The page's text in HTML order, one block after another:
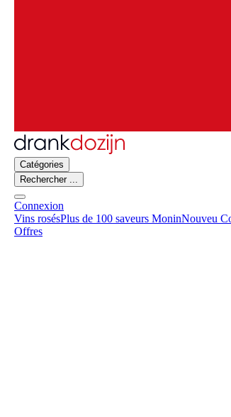
Catégories
Rechercher ...
Connexion
Vins rosésPlus de 100 saveurs MoninNouveu
Offres